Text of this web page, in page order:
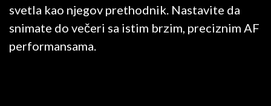
svetla kao njegov prethodnik. Nastavite da
snimate do večeri sa istim brzim, preciznim AF
performansama.